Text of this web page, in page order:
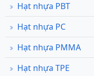
Hạt nhựa PBT
Hạt nhựa PC
Hạt nhựa PMMA
Hạt nhựa TPE